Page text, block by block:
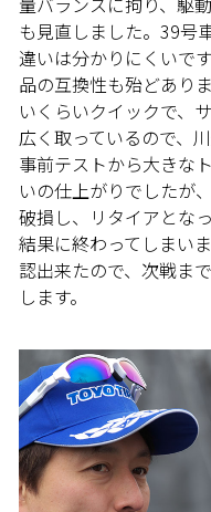
も見直しました。39号
違いは分かりにくいで
品の互換性も殆どあり
いくらいクイックで、
広く取っているので、
事前テストから大きな
いの仕上がりでしたが
破損し、リタイアとな
結果に終わってしまい
認出来たので、次戦ま
します。